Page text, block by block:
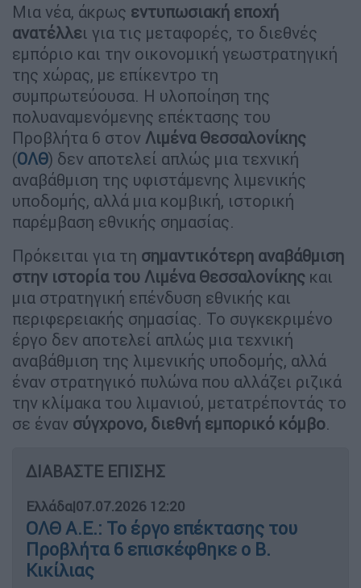
Μια νέα, άκρως εντυπωσιακή εποχή
ανατέλλει για τις μεταφορές, το διεθνές
εμπόριο και την οικονομική γεωστρατηγική
της χώρας, με επίκεντρο τη
συμπρωτεύουσα. Η υλοποίηση της
πολυαναμενόμενης επέκτασης του
Προβλήτα 6 στον Λιμένα Θεσσαλονίκης
(ΟΛΘ) δεν αποτελεί απλώς μια τεχνική
αναβάθμιση της υφιστάμενης λιμενικής
υποδομής, αλλά μια κομβική, ιστορική
παρέμβαση εθνικής σημασίας.
Πρόκειται για τη σημαντικότερη αναβάθμιση
στην ιστορία του Λιμένα Θεσσαλονίκης και
μια στρατηγική επένδυση εθνικής και
περιφερειακής σημασίας. Το συγκεκριμένο
έργο δεν αποτελεί απλώς μια τεχνική
αναβάθμιση της λιμενικής υποδομής, αλλά
έναν στρατηγικό πυλώνα που αλλάζει ριζικά
την κλίμακα του λιμανιού, μετατρέποντάς το
σε έναν σύγχρονο, διεθνή εμπορικό κόμβο.
ΔΙΑΒΑΣΤΕ ΕΠΙΣΗΣ
Ελλάδα|07.07.2026 12:20
ΟΛΘ Α.Ε.: Το έργο επέκτασης του
Προβλήτα 6 επισκέφθηκε ο Β.
Κικίλιας